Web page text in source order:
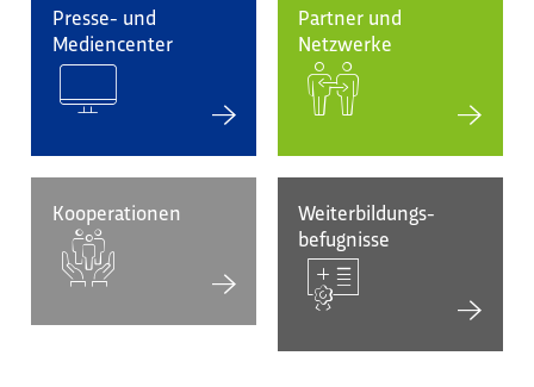
Presse- und
Mediencenter
Partner und
Netzwerke
Kooperationen
Weiterbildungs-
befugnisse